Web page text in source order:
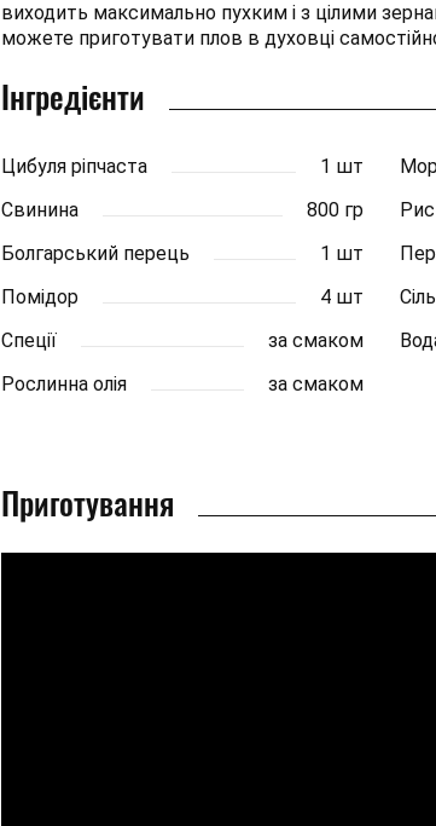
виходить максимально пухким і з цілими
можете приготувати плов в духовці
Інгредієнти
Цибуля ріпчаста 1 шт
Свинина
800 гр Рис
Болгарський перець
1 шт
Помідор
4 шт Сіль
Спеції
за смаком
Рослинна олія
за смаком
Приготування